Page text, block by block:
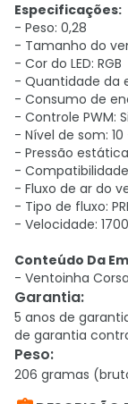
Especificações:
- Peso: 0,28
- Tamanho do
- Cor do LED: RGB
- Quantidade da
- Consumo de
- Controle PWM:
- Nível de som: 10
- Pressão
- Compatibilidade
- Fluxo de ar do
- Tipo de fluxo:
- Velocidade: 1700
Conteúdo Da
- Ventoinha
Garantia:
5 anos de
de garantia
Peso:
206 gramas